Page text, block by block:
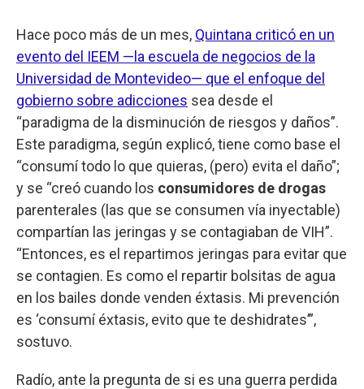
Hace poco más de un mes, Quintana criticó en un
evento del IEEM —la escuela de negocios de la
Universidad de Montevideo— que el enfoque del
gobierno sobre adicciones sea desde el
“paradigma de la disminución de riesgos y daños”.
Este paradigma, según explicó, tiene como base el
“consumí todo lo que quieras, (pero) evita el daño”;
y se “creó cuando los consumidores de drogas
parenterales (las que se consumen vía inyectable)
compartían las jeringas y se contagiaban de VIH”.
“Entonces, es el repartimos jeringas para evitar que
se contagien. Es como el repartir bolsitas de agua
en los bailes donde venden éxtasis. Mi prevención
es ‘consumí éxtasis, evito que te deshidrates’”,
sostuvo.
Radío, ante la pregunta de si es una guerra perdida